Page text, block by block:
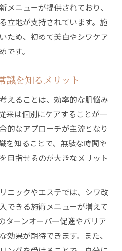
メニューが提供されており、
立地が支持されています。施
ため、初めて美白やシワケア
です。
識を知るメリット
えることは、効率的な肌悩み
来は個別にケアすることが一
的なアプローチが主流となり
を知ることで、無駄な時間や
目指せるのが大きなメリット
ニックやエステでは、シワ改
できる施術メニューが増えて
ターンオーバー促進やバリア
効果が期待できます。また、